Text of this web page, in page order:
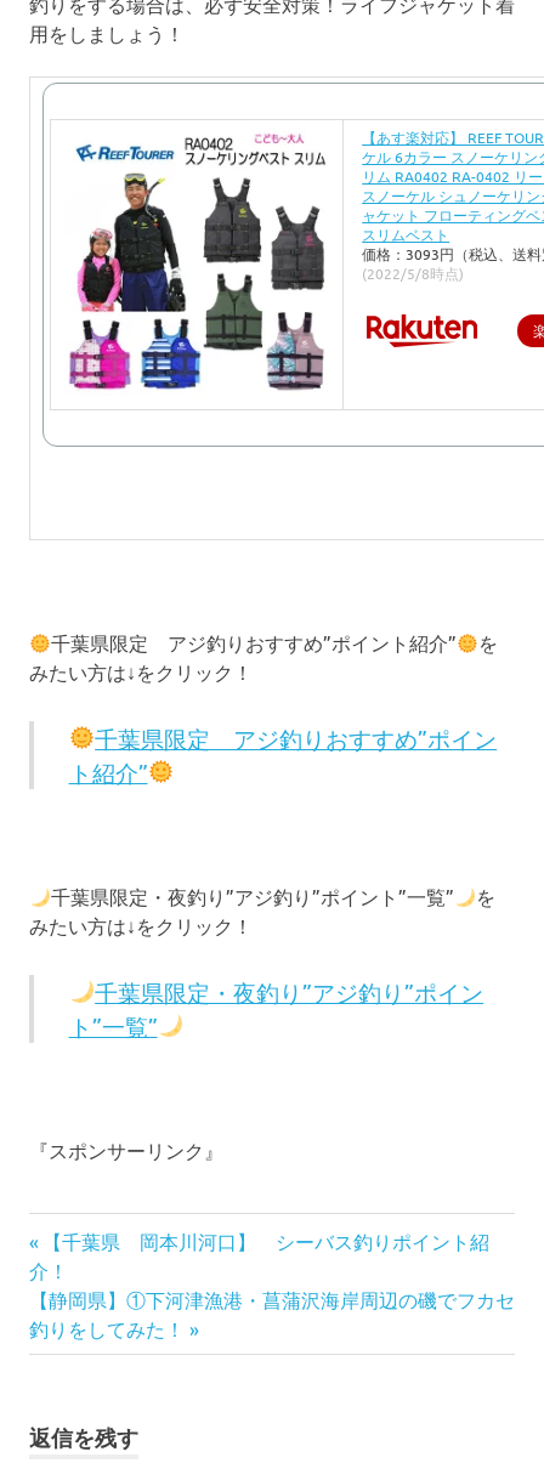
用をしましょう！
【あす楽対応】 REEF
ケル 6カラー スノーケリン
リム RA0402 RA-0402 リ
スノーケル シュノーケリ
ャケット フローティング
スリムベスト
価格：3093円（税込、送
(2022/5/8時点)
千葉県限定 アジ釣りおすすめ”ポイント紹介”
を
みたい方は↓をクリック！
千葉県限定 アジ釣りおすすめ”ポイン
ト紹介”
千葉県限定・夜釣り”アジ釣り”ポイント”一覧”
を
みたい方は↓をクリック！
千葉県限定・夜釣り”アジ釣り”ポイン
ト”一覧”
『スポンサーリンク』
投
稿
ナ
ゲ
前
の
記
事:
【千葉県 岡本川河口】 シーバス釣りポイント紹
介！
次
の
記
【静岡県】①下河津漁港・菖蒲沢海岸周辺の磯でフカセ
釣りをしてみた！
返信を残す